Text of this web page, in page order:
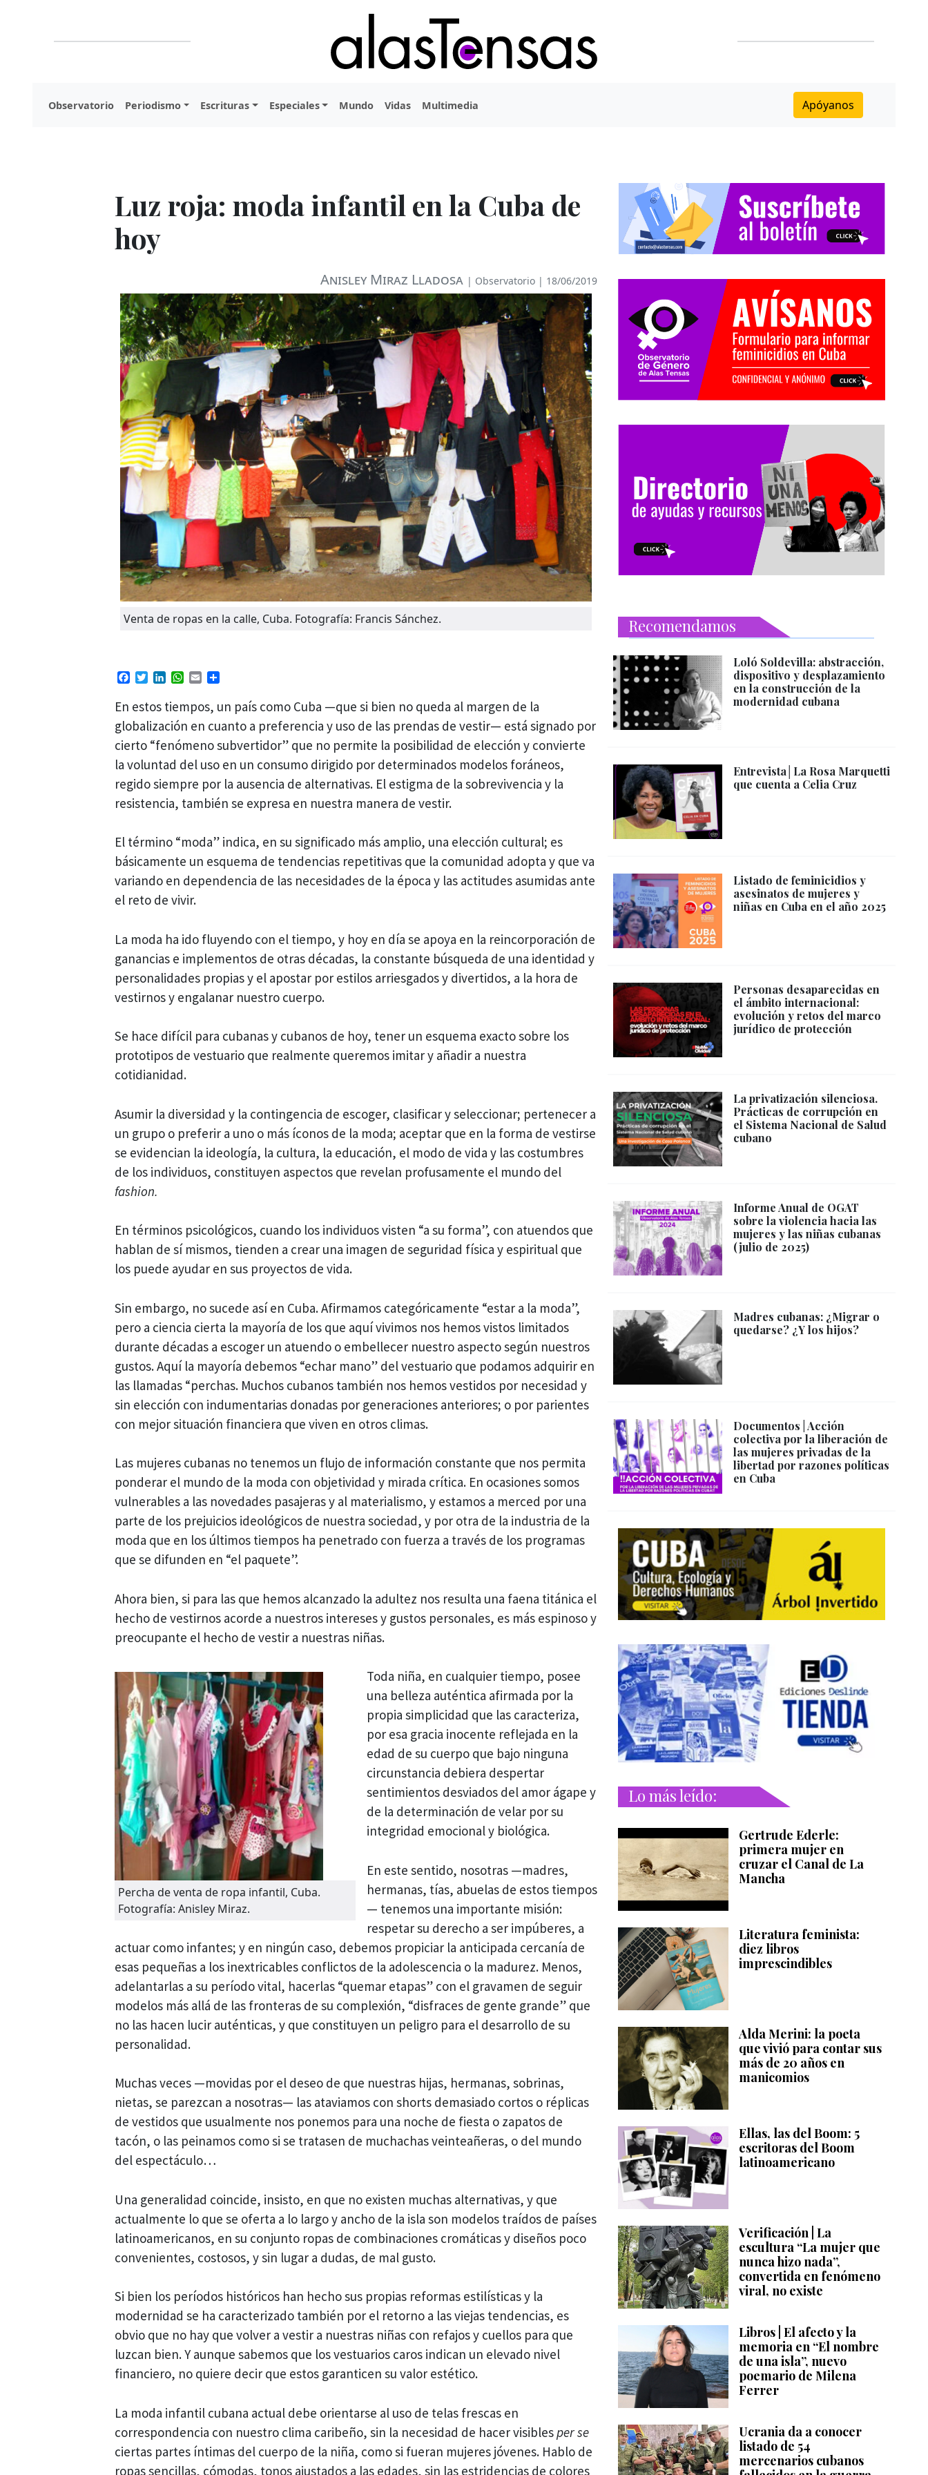
Observatorio Periodismo Escrituras Especiales Mundo Vidas Multimedia Apóyanos
Luz roja: moda infantil en la Cuba de
hoy
Anisley Miraz Lladosa | Observatorio | 18/06/2019
Venta de ropas en la calle, Cuba. Fotografía: Francis Sánchez.
Facebook
TwitterLinkedIn
WhatsApp
Email
En estos tiempos, un país como Cuba —que si bien no queda al margen de la
globalización en cuanto a preferencia y uso de las prendas de vestir— está signado por
cierto “fenómeno subvertidor” que no permite la posibilidad de elección y convierte
la voluntad del uso en un consumo dirigido por determinados modelos foráneos,
regido siempre por la ausencia de alternativas. El estigma de la sobrevivencia y la
resistencia, también se expresa en nuestra manera de vestir.
El término “moda” indica, en su significado más amplio, una elección cultural; es
básicamente un esquema de tendencias repetitivas que la comunidad adopta y que va
variando en dependencia de las necesidades de la época y las actitudes asumidas ante
el reto de vivir.
La moda ha ido fluyendo con el tiempo, y hoy en día se apoya en la reincorporación de
ganancias e implementos de otras décadas, la constante búsqueda de una identidad y
personalidades propias y el apostar por estilos arriesgados y divertidos, a la hora de
vestirnos y engalanar nuestro cuerpo.
Se hace difícil para cubanas y cubanos de hoy, tener un esquema exacto sobre los
prototipos de vestuario que realmente queremos imitar y añadir a nuestra
cotidianidad.
Asumir la diversidad y la contingencia de escoger, clasificar y seleccionar; pertenecer a
un grupo o preferir a uno o más íconos de la moda; aceptar que en la forma de vestirse
se evidencian la ideología, la cultura, la educación, el modo de vida y las costumbres
de los individuos, constituyen aspectos que revelan profusamente el mundo del
fashion.
En términos psicológicos, cuando los individuos visten “a su forma”, con atuendos que
hablan de sí mismos, tienden a crear una imagen de seguridad física y espiritual que
los puede ayudar en sus proyectos de vida.
Sin embargo, no sucede así en Cuba. Afirmamos categóricamente “estar a la moda”,
pero a ciencia cierta la mayoría de los que aquí vivimos nos hemos vistos limitados
durante décadas a escoger un atuendo o embellecer nuestro aspecto según nuestros
gustos. Aquí la mayoría debemos “echar mano” del vestuario que podamos adquirir en
las llamadas “perchas. Muchos cubanos también nos hemos vestidos por necesidad y
sin elección con indumentarias donadas por generaciones anteriores; o por parientes
con mejor situación financiera que viven en otros climas.
Las mujeres cubanas no tenemos un flujo de información constante que nos permita
ponderar el mundo de la moda con objetividad y mirada crítica. En ocasiones somos
vulnerables a las novedades pasajeras y al materialismo, y estamos a merced por una
parte de los prejuicios ideológicos de nuestra sociedad, y por otra de la industria de la
moda que en los últimos tiempos ha penetrado con fuerza a través de los programas
que se difunden en “el paquete”.
Ahora bien, si para las que hemos alcanzado la adultez nos resulta una faena titánica el
hecho de vestirnos acorde a nuestros intereses y gustos personales, es más espinoso y
preocupante el hecho de vestir a nuestras niñas.
Percha de venta de ropa infantil, Cuba.
Fotografía: Anisley Miraz.
Toda niña, en cualquier tiempo, posee
una belleza auténtica afirmada por la
propia simplicidad que las caracteriza,
por esa gracia inocente reflejada en la
edad de su cuerpo que bajo ninguna
circunstancia debiera despertar
sentimientos desviados del amor ágape y
de la determinación de velar por su
integridad emocional y biológica.
En este sentido, nosotras —madres,
hermanas, tías, abuelas de estos tiempos
— tenemos una importante misión:
respetar su derecho a ser impúberes, a
actuar como infantes; y en ningún caso, debemos propiciar la anticipada cercanía de
esas pequeñas a los inextricables conflictos de la adolescencia o la madurez. Menos,
adelantarlas a su período vital, hacerlas “quemar etapas” con el gravamen de seguir
modelos más allá de las fronteras de su complexión, “disfraces de gente grande” que
no las hacen lucir auténticas, y que constituyen un peligro para el desarrollo de su
personalidad.
Muchas veces —movidas por el deseo de que nuestras hijas, hermanas, sobrinas,
nietas, se parezcan a nosotras— las ataviamos con shorts demasiado cortos o réplicas
de vestidos que usualmente nos ponemos para una noche de fiesta o zapatos de
tacón, o las peinamos como si se tratasen de muchachas veinteañeras, o del mundo
del espectáculo…
Una generalidad coincide, insisto, en que no existen muchas alternativas, y que
actualmente lo que se oferta a lo largo y ancho de la isla son modelos traídos de países
latinoamericanos, en su conjunto ropas de combinaciones cromáticas y diseños poco
convenientes, costosos, y sin lugar a dudas, de mal gusto.
Si bien los períodos históricos han hecho sus propias reformas estilísticas y la
modernidad se ha caracterizado también por el retorno a las viejas tendencias, es
obvio que no hay que volver a vestir a nuestras niñas con refajos y cuellos para que
luzcan bien. Y aunque sabemos que los vestuarios caros indican un elevado nivel
financiero, no quiere decir que estos garanticen su valor estético.
La moda infantil cubana actual debe orientarse al uso de telas frescas en
correspondencia con nuestro clima caribeño, sin la necesidad de hacer visiblesper se
ciertas partes íntimas del cuerpo de la niña, como si fueran mujeres jóvenes. Hablo de
ropas sencillas, cómodas, tonos ajustados a las edades, sin las estridencias de colores
Recomendamos
Loló Soldevilla: abstracción,
dispositivo y desplazamiento
en la construcción de la
modernidad cubana
Entrevista│La Rosa Marquetti
que cuenta a Celia Cruz
Listado de feminicidios y
asesinatos de mujeres y
niñas en Cuba en el año 2025
Personas desaparecidas en
el ámbito internacional:
evolución y retos del marco
jurídico de protección
La privatización silenciosa.
Prácticas de corrupción en
el Sistema Nacional de Salud
cubano
Informe Anual de OGAT
sobre la violencia hacia las
mujeres y las niñas cubanas
(julio de 2025)
Madres cubanas: ¿Migrar o
quedarse? ¿Y los hijos?
Documentos | Acción
colectiva por la liberación de
las mujeres privadas de la
libertad por razones políticas
en Cuba
Lo más leído:
Gertrude Ederle:
primera mujer en
cruzar el Canal de La
Mancha
Literatura feminista:
diez libros
imprescindibles
Alda Merini: la poeta
que vivió para contar sus
más de 20 años en
manicomios
Ellas, las del Boom: 5
escritoras del Boom
latinoamericano
Verificación | La
escultura “La mujer que
nunca hizo nada”,
convertida en fenómeno
viral, no existe
Libros | El afecto y la
memoria en “El nombre
de una isla”, nuevo
poemario de Milena
Ferrer
Ucrania da a conocer
listado de 54
mercenarios cubanos